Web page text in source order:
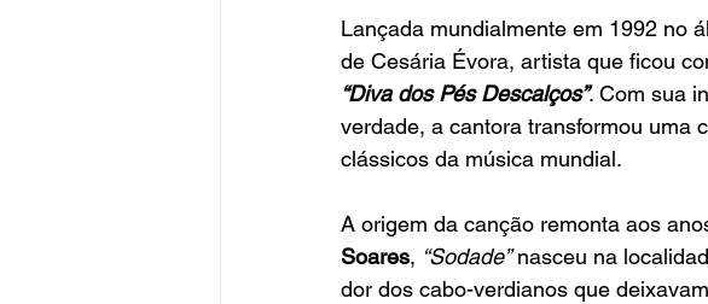
Lançada mundialmente em 1992 no
de Cesária Évora, artista que ficou
“Diva dos Pés Descalços”. Com sua
verdade, a cantora transformou uma
clássicos da música mundial.
A origem da canção remonta aos
Soares, “Sodade” nasceu na
dor dos cabo-verdianos que